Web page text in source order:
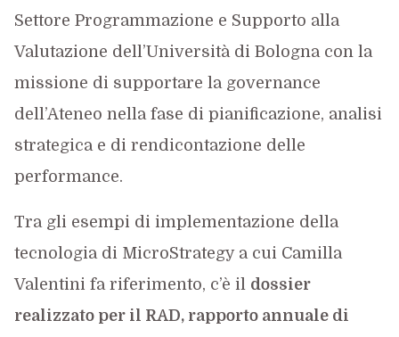
Settore Programmazione e Supporto alla
Valutazione dell’Università di Bologna con la
missione di supportare la governance
dell’Ateneo nella fase di pianificazione, analisi
strategica e di rendicontazione delle
performance.
Tra gli esempi di implementazione della
tecnologia di MicroStrategy a cui Camilla
Valentini fa riferimento, c’è il dossier
realizzato per il RAD, rapporto annuale di